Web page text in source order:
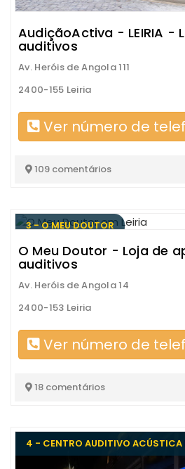
AudiçãoActiva - LEIRIA -
auditivos
Av. Heróis de Angola 111
2400-155 Leiria
Ver número de
109 comentários
3 - O MEU DOUTOR
O Meu Doutor - Loja de
auditivos
Av. Heróis de Angola 14
2400-153 Leiria
Ver número de
18 comentários
4 - CENTRO AUDITIVO ACÚSTICA